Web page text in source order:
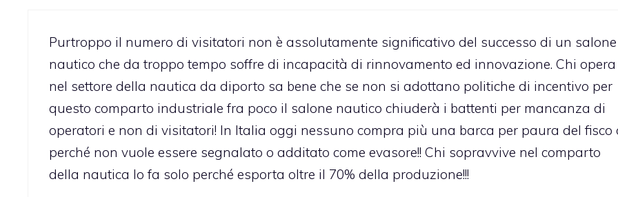
Purtroppo il numero di visitatori non è assolutamente significativo del successo di un salone
nautico che da troppo tempo soffre di incapacità di rinnovamento ed innovazione. Chi opera
nel settore della nautica da diporto sa bene che se non si adottano politiche di incentivo per
questo comparto industriale fra poco il salone nautico chiuderà i battenti per mancanza di
operatori e non di visitatori! In Italia oggi nessuno compra più una barca per paura del fisco
perché non vuole essere segnalato o additato come evasore!! Chi sopravvive nel comparto
della nautica lo fa solo perché esporta oltre il 70% della produzione!!!